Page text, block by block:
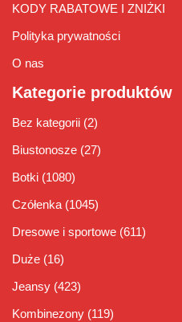
KODY RABATOWE I ZNIŻKI
Polityka prywatności
O nas
Kategorie produktów
Bez kategorii (2)
Biustonosze (27)
Botki (1080)
Czółenka (1045)
Dresowe i sportowe (611)
Duże (16)
Jeansy (423)
Kombinezony (119)